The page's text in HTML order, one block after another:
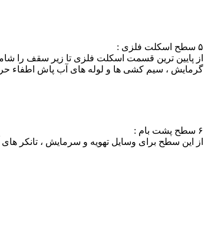
سطح
۵ سطح اسکلت فلزی :
از پایین ترین قسمت اسکلت فلزی تا زیر سقف را
گرمایش ، سیم کشی ها و لوله های آب پاش اطفاء
۶ سطح پشت بام :
از این سطح برای وسایل تهویه و سرمایش ، تانکر